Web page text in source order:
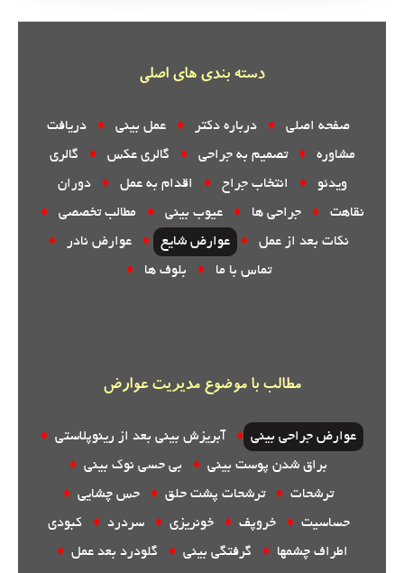
دسته بندی های اصلی
صفحه اصلی ♦ درباره دکتر ♦ عمل بینی ♦
دریافت
مشاوره
♦ تصمیم به جراحی ♦ گالری عکس ♦
گالری
ویدئو
♦ انتخاب جراح ♦ اقدام به عمل ♦
دوران
نقاهت
♦ جراحی ها ♦ عیوب بینی ♦ مطالب تخصصی
♦
نکات بعد از عمل
♦ عوارض شایع ♦ عوارض نادر
♦
تماس با ما
♦ بلوف ها ♦
مطالب با موضوع مدیریت عوارض
عوارض جراحی بینی ♦ آبریزش بینی بعد از رینوپلاستی ♦
براق شدن پوست بینی ♦ بی حسی نوک بینی ♦
ترشحات ♦ ترشحات پشت حلق ♦ حس چشایی ♦
حساسیت ♦ خروپف ♦ خونریزی ♦ سردرد ♦
کبودی
اطراف چشمها ♦ گرفتگی بینی ♦ گلودرد بعد عمل ♦